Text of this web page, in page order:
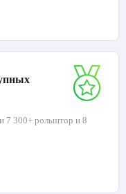
7 300+ рольштор и 8